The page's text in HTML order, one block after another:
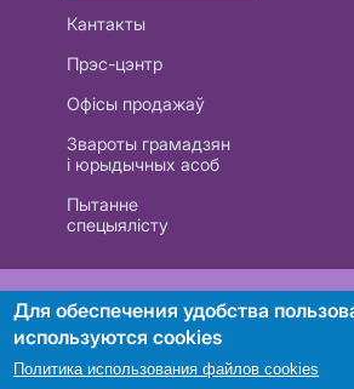
Кантакты
Прэс-цэнтр
Офісы продажаў
Звароты грамадзян
і юрыдычных асоб
Пытанне
спецыялісту
РУП «Белтэлекам». УНП 101007741
Для обеспечения удобства
используются cookies
Политика использования файлов cookies